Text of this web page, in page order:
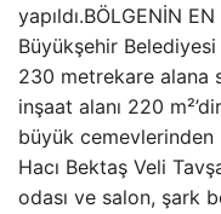
yapıldı.BÖLGENİN
Büyükşehir
230 metrekare alana
inşaat alanı 220
büyük cemevlerinden
Hacı Bektaş Veli
odası ve salon, şark